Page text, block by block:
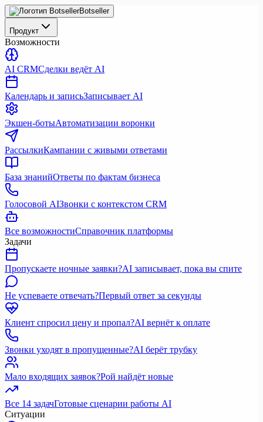
Botseller
Продукт
Возможности
AI CRMСделки ведёт AI
Календарь и записьЗаписывает AI
Экшен-ботыАвтоматизации воронки
РассылкиКампании с живыми ответами
База знанийОтветы по фактам бизнеса
Голосовой AIЗвонки с контекстом CRM
Все возможностиСправочник платформы
Задачи
Пропускаете ночные заявки?AI записывает, пока вы спите
Не успеваете отвечать?Первый ответ за секунды
Клиент спросил цену и пропал?AI вернёт к оплате
Звонки уходят в пропущенные?AI берёт трубку
Мало входящих заявок?Рой найдёт новые
Все 14 задачГотовые сценарии работы AI
Ситуации